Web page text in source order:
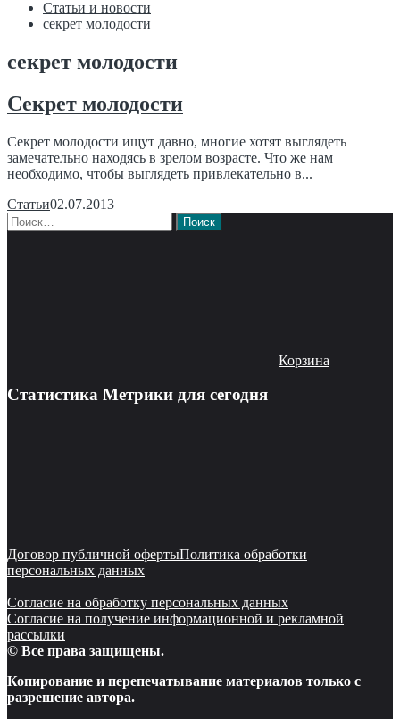
Статьи и новости
секрет молодости
секрет молодости
Секрет молодости
Секрет молодости ищут давно, многие хотят выглядеть
замечательно находясь в зрелом возрасте. Что же нам
необходимо, чтобы выглядеть привлекательно в...
Статьи02.07.2013
Найти:
Корзина
Статистика Метрики для сегодня
Договор публичной офертыПолитика обработки
персональных данных
Согласие на обработку персональных данных
Согласие на получение информационной и рекламной
рассылки
© Все права защищены.
Копирование и перепечатывание материалов только с
разрешение автора.